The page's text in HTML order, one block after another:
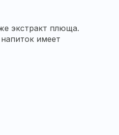
экстракт плюща.
имеет